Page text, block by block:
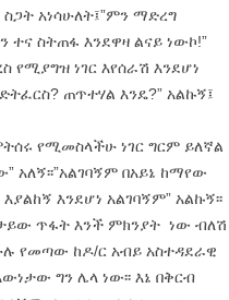
አነሳሁለት፤”ምን ማድረግ
ተና ስትጠፋ እንደዋዛ ልናይ ነውኮ!”
የሚያግዝ ነገር እየሰራሽ እንደሆነ
ጠጥተሃል እንዴ?” አልኩኝ፤
የሚመስላችሁ ነገር ግርም ይለኛል
በአይኔ ከማየው
እንደሆነ አልገባኝም” አልኩኝ፡፡
ጥፋት እንች ምክንያት ነው ብለሽ
የመጣው ከዶ/ር አብይ አስተዳደራዊ
ግን ሌላ ነው፡፡ እኔ በቅርብ